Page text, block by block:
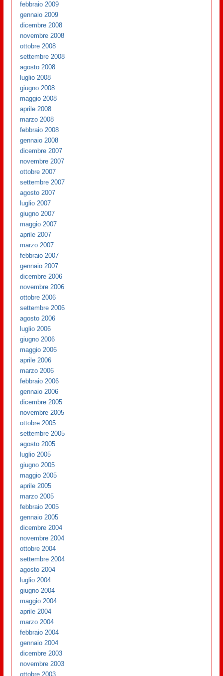
febbraio 2009
gennaio 2009
dicembre 2008
novembre 2008
ottobre 2008
settembre 2008
agosto 2008
luglio 2008
giugno 2008
maggio 2008
aprile 2008
marzo 2008
febbraio 2008
gennaio 2008
dicembre 2007
novembre 2007
ottobre 2007
settembre 2007
agosto 2007
luglio 2007
giugno 2007
maggio 2007
aprile 2007
marzo 2007
febbraio 2007
gennaio 2007
dicembre 2006
novembre 2006
ottobre 2006
settembre 2006
agosto 2006
luglio 2006
giugno 2006
maggio 2006
aprile 2006
marzo 2006
febbraio 2006
gennaio 2006
dicembre 2005
novembre 2005
ottobre 2005
settembre 2005
agosto 2005
luglio 2005
giugno 2005
maggio 2005
aprile 2005
marzo 2005
febbraio 2005
gennaio 2005
dicembre 2004
novembre 2004
ottobre 2004
settembre 2004
agosto 2004
luglio 2004
giugno 2004
maggio 2004
aprile 2004
marzo 2004
febbraio 2004
gennaio 2004
dicembre 2003
novembre 2003
ottobre 2003